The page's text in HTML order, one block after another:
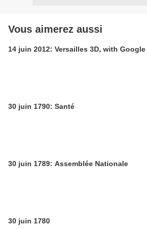
Vous aimerez aussi
14 juin 2012: Versailles 3D, with Google
30 juin 1790: Santé
30 juin 1789: Assemblée Nationale
30 juin 1780